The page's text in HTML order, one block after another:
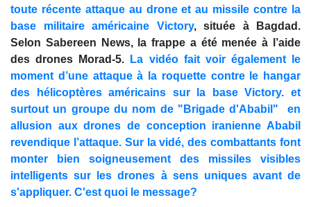
toute récente attaque au drone et au missile contre la
base militaire américaine Victory, située à Bagdad.
Selon Sabereen News, la frappe a été menée à l’aide
des drones Morad-5.
La vidéo fait voir également le
moment d’une attaque à la roquette contre le hangar
des hélicoptères américains sur la base Victory. et
surtout un groupe du nom de "Brigade d'Ababil" en
allusion aux drones de conception iranienne Ababil
revendique l’attaque. Sur la vidé, des combattants font
monter bien soigneusement des missiles visibles
intelligents sur les drones à sens uniques avant de
s'appliquer. C'est quoi le message?